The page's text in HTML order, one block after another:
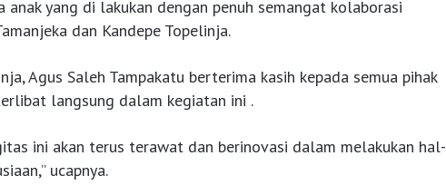
anak yang di lakukan dengan penuh semangat kolaborasi
dan Kandepe Topelinja.
Agus Saleh Tampakatu berterima kasih kepada semua pihak
langsung dalam kegiatan ini .
ini akan terus terawat dan berinovasi dalam melakukan hal-
ucapnya.